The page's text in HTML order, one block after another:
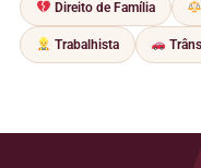
Direito de Família
Trabalhista